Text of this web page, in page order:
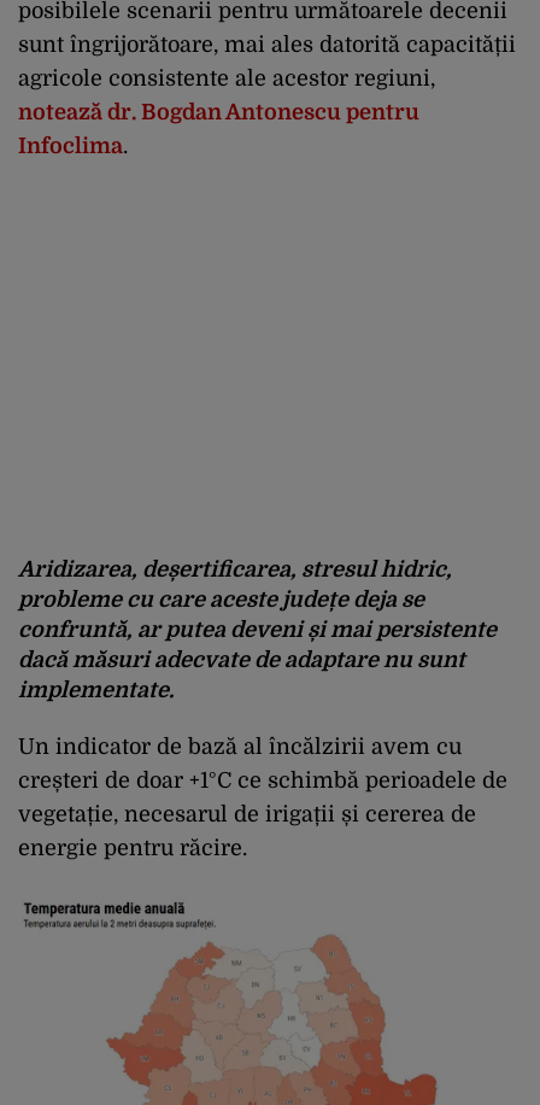
posibilele scenarii pentru următoarele decenii
sunt îngrijorătoare, mai ales datorită capacității
agricole consistente ale acestor regiuni,
notează dr. Bogdan Antonescu pentru
Infoclima.
Aridizarea, deșertificarea, stresul hidric,
probleme cu care aceste județe deja se
confruntă, ar putea deveni și mai persistente
dacă măsuri adecvate de adaptare nu sunt
implementate.
Un indicator de bază al încălzirii avem cu
creșteri de doar +1°C ce schimbă perioadele de
vegetație, necesarul de irigații și cererea de
energie pentru răcire.